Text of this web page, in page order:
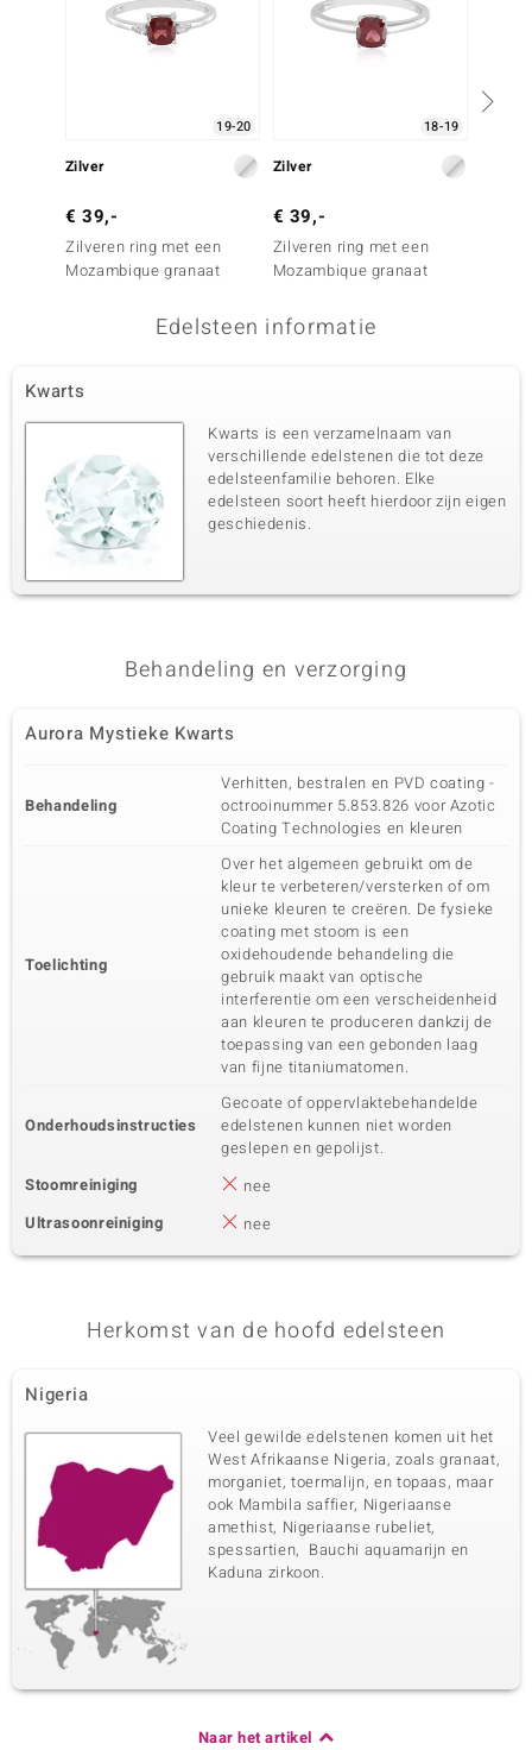
19-20
Zilver
€ 39,-
Zilveren ring met een
Mozambique granaat
18-19
Zilver
€ 39,-
Zilveren ring met een
Mozambique granaat
Edelsteen informatie
Kwarts
Kwarts is een verzamelnaam van
verschillende edelstenen die tot deze
edelsteenfamilie behoren. Elke
edelsteen soort heeft hierdoor zijn eigen
geschiedenis.
Behandeling en verzorging
Aurora Mystieke Kwarts
Behandeling
Verhitten, bestralen en PVD coating -
octrooinummer 5.853.826 voor Azotic
Coating Technologies en kleuren
Toelichting
Over het algemeen gebruikt om de
kleur te verbeteren/versterken of om
unieke kleuren te creëren. De fysieke
coating met stoom is een
oxidehoudende behandeling die
gebruik maakt van optische
interferentie om een verscheidenheid
aan kleuren te produceren dankzij de
toepassing van een gebonden laag
van fijne titaniumatomen.
Onderhoudsinstructies
Gecoate of oppervlaktebehandelde
edelstenen kunnen niet worden
geslepen en gepolijst.
Stoomreiniging
nee
Ultrasoonreiniging
nee
Herkomst van de hoofd edelsteen
Nigeria
Veel gewilde edelstenen komen uit het
West Afrikaanse Nigeria, zoals granaat,
morganiet, toermalijn, en topaas, maar
ook Mambila saffier, Nigeriaanse
amethist, Nigeriaanse rubeliet,
spessartien, Bauchi aquamarijn en
Kaduna zirkoon.
Naar het artikel